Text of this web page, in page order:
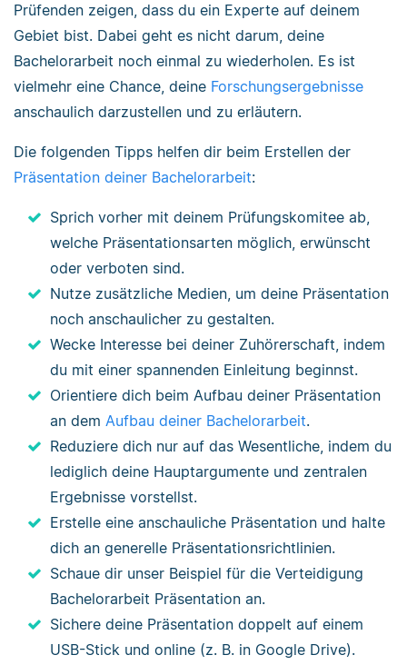
Prüfenden zeigen, dass du ein Experte auf deinem
Gebiet bist. Dabei geht es nicht darum, deine
Bachelorarbeit noch einmal zu wiederholen. Es ist
vielmehr eine Chance, deine Forschungsergebnisse
anschaulich darzustellen und zu erläutern.
Die folgenden Tipps helfen dir beim Erstellen der
Präsentation deiner Bachelorarbeit:
Sprich vorher mit deinem Prüfungskomitee ab,
welche Präsentationsarten möglich, erwünscht
oder verboten sind.
Nutze zusätzliche Medien, um deine Präsentation
noch anschaulicher zu gestalten.
Wecke Interesse bei deiner Zuhörerschaft, indem
du mit einer spannenden Einleitung beginnst.
Orientiere dich beim Aufbau deiner Präsentation
an dem Aufbau deiner Bachelorarbeit.
Reduziere dich nur auf das Wesentliche, indem du
lediglich deine Hauptargumente und zentralen
Ergebnisse vorstellst.
Erstelle eine anschauliche Präsentation und halte
dich an generelle Präsentationsrichtlinien.
Schaue dir unser Beispiel für die Verteidigung
Bachelorarbeit Präsentation an.
Sichere deine Präsentation doppelt auf einem
USB-Stick und online (z. B. in Google Drive).